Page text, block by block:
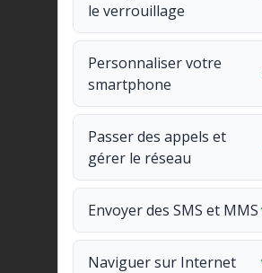
le verrouillage
Personnaliser votre
smartphone
Passer des appels et
gérer le réseau
Envoyer des SMS et MMS
Naviguer sur Internet